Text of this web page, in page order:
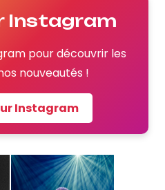
Instagram
pour découvrir les
nouveautés !
Instagram